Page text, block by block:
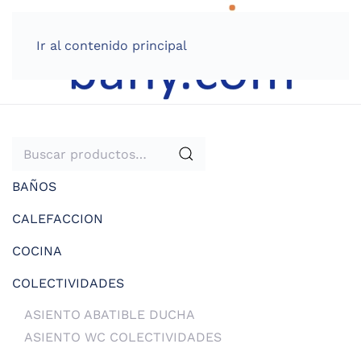
Ir al contenido principal
BAÑOS
CALEFACCION
COCINA
COLECTIVIDADES
ASIENTO ABATIBLE DUCHA
ASIENTO WC COLECTIVIDADES